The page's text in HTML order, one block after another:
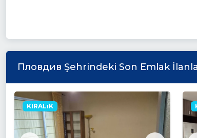
Пловдив Şehrindeki Son Emlak
KIRALıK